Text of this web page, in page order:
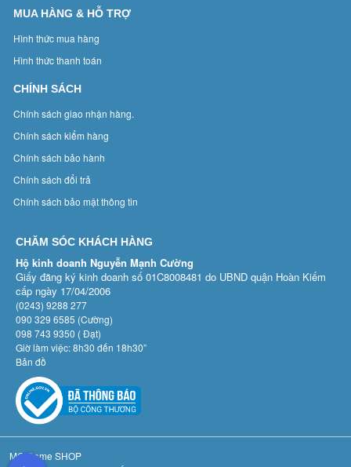
MUA HÀNG & HỖ TRỢ
Hình thức mua hàng
Hình thức thanh toán
CHÍNH SÁCH
Chính sách giao nhận hàng.
Chính sách kiểm hàng
Chính sách bảo hành
Chính sách đổi trả
Chính sách bảo mật thông tin
CHĂM SÓC KHÁCH HÀNG
Hộ kinh doanh Nguyễn Mạnh Cường
Giấy đăng ký kinh doanh số 01C8008481 do UBND quận Hoàn Kiếm
cấp ngày 17/04/2006
(0243) 9288 277
090 329 6585 (Cường)
098 743 9350 ( Đạt)
Giờ làm việc: 8h30 đến 18h30”
Bản đồ
MC Game SHOP